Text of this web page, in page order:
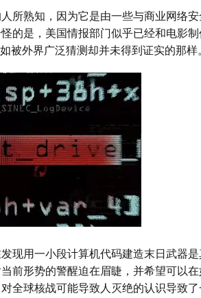
所熟知，因为它是由一些与商业网络
的是，美国情报部门似乎已经和电影
被外界广泛猜测却并未得到证实的那样
现用一小段计算机代码建造末日武器
前形势的警醒迫在眉睫，并希望可以
全球核战可能导致人灭绝的认识导致